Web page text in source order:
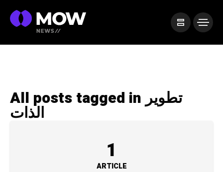
All posts tagged in تطوير
الذات
1
ARTICLE